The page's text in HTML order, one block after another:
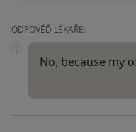
ODPOVĚĎ LÉKAŘE:
No, because my